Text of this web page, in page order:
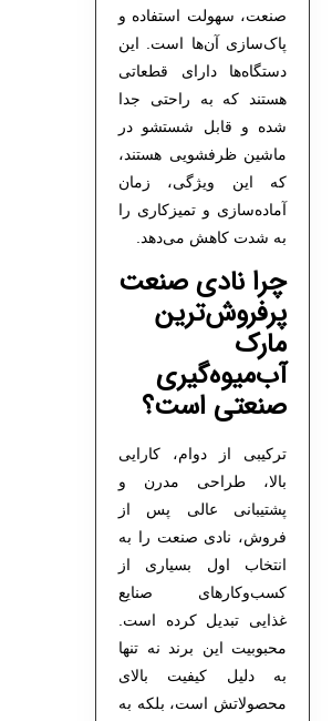
صنعت، سهولت استفاده و
پاک‌سازی آن‌ها است. این
دستگاه‌ها دارای قطعاتی
هستند که به راحتی جدا
شده و قابل شستشو در
ماشین ظرفشویی هستند،
که این ویژگی، زمان
آماده‌سازی و تمیزکاری را
به شدت کاهش می‌دهد.
چرا نادی صنعت
پرفروش‌ترین
مارک
آب‌میوه‌گیری
صنعتی است؟
ترکیبی از دوام، کارایی
بالا، طراحی مدرن و
پشتیبانی عالی پس از
فروش، نادی صنعت را به
انتخاب اول بسیاری از
کسب‌وکارهای صنایع
غذایی تبدیل کرده است.
محبوبیت این برند نه تنها
به دلیل کیفیت بالای
محصولاتش است، بلکه به